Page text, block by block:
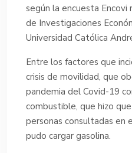
según la encuesta
de Investigaciones
Universidad Católica
Entre los factores que
crisis de movilidad, que
pandemia del Covid-19
combustible, que hizo
personas consultadas en
pudo cargar gasolina.